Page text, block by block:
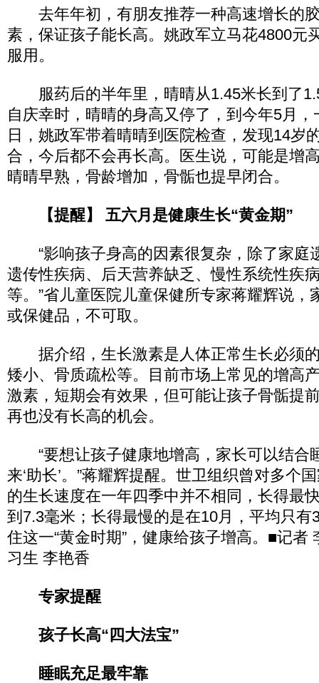
去年年初，有朋友推荐一种高速增长的
素，保证孩子能长高。姚政军立马花4800元
服用。
服药后的半年里，晴晴从1.45米长到了
自庆幸时，晴晴的身高又停了，到今年5月
日，姚政军带着晴晴到医院检查，发现14岁
合，今后都不会再长高。医生说，可能是增
晴晴早熟，骨龄增加，骨骺也提早闭合。
【提醒】 五六月是健康生长“黄金期”
“影响孩子身高的因素很复杂，除了家庭
遗传性疾病、后天营养缺乏、慢性系统性疾
等。”省儿童医院儿童保健所专家蒋耀辉说，
或保健品，不可取。
据介绍，生长激素是人体正常生长必须
矮小、骨质疏松等。目前市场上常见的增高
激素，短期会有效果，但可能让孩子骨骺提
再也没有长高的机会。
“要想让孩子健康地增高，家长可以结合
来‘助长’。”蒋耀辉提醒。世卫组织曾对多个
的生长速度在一年四季中并不相同，长得最
到7.3毫米；长得最慢的是在10月，平均只有
住这一“黄金时期”，健康给孩子增高。■记者
习生 李艳香
专家提醒
孩子长高“四大法宝”
睡眠充足最牢靠